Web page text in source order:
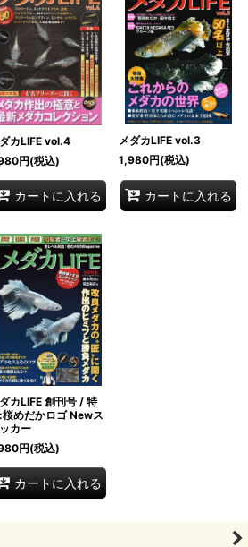
絞り込む
カLIFE vol.4
円(税込)
カートに入れる
メダカLIFE vol.3
1,980円(税込)
カートに入れる
カLIFE 創刊号 / 特
桜めだかロゴ Newス
カー
円(税込)
カートに入れる